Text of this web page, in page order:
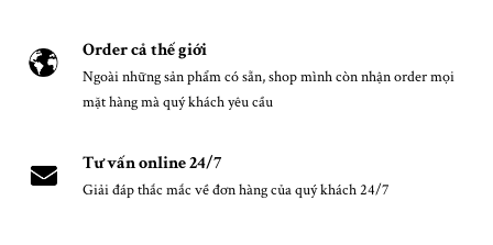
Order cả thế giới
Ngoài những sản phẩm có sẵn, shop mình còn nhận order mọi
mặt hàng mà quý khách yêu cầu
Tư vấn online 24/7
Giải đáp thắc mắc về đơn hàng của quý khách 24/7